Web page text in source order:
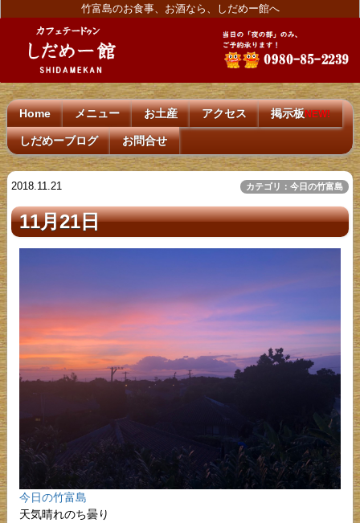
竹富島のお食事、お酒なら、しだめー館へ
Home メニュー お土産 アクセス 掲示板NEW!
しだめーブログ お問合せ
2018.11.21 カテゴリ：今日の竹富島
11月21日
今日の竹富島
天気晴れのち曇り